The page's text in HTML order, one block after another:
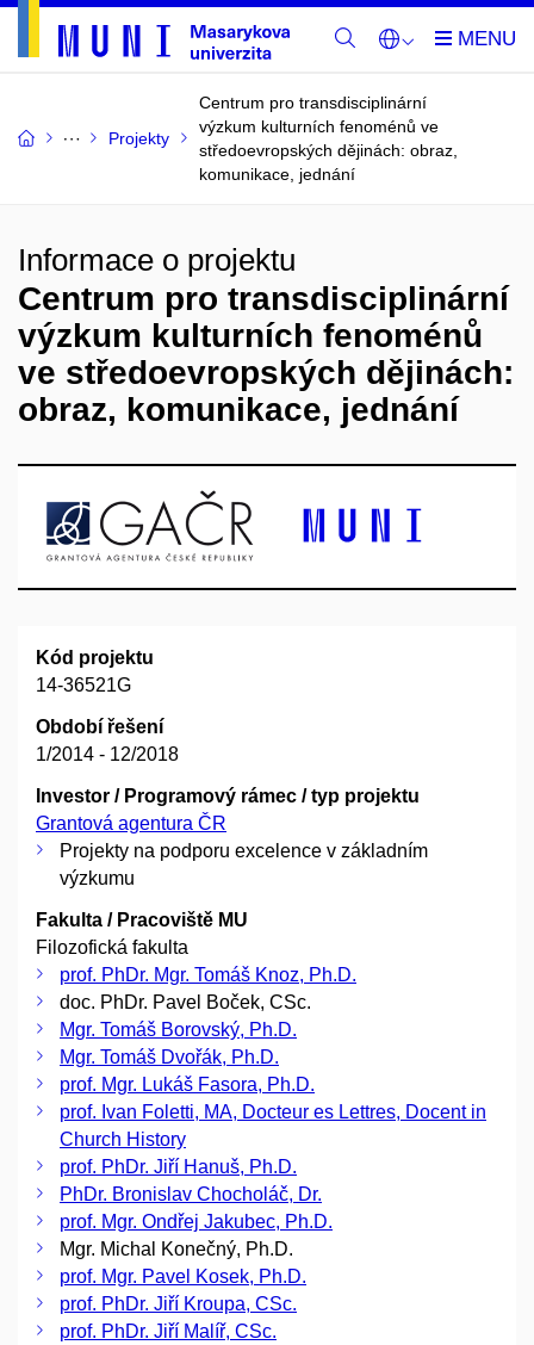
Projekty
Centrum pro transdisciplinární
výzkum kulturních fenoménů ve
středoevropských dějinách: obraz,
komunikace, jednání
Informace o projektu
Centrum pro transdisciplinární
výzkum kulturních fenoménů
ve středoevropských dějinách:
obraz, komunikace, jednání
Kód projektu
14-36521G
Období řešení
1/2014 - 12/2018
Investor / Programový rámec / typ projektu
Grantová agentura ČR
Projekty na podporu excelence v základním
výzkumu
Fakulta / Pracoviště MU
Filozofická fakulta
prof. PhDr. Mgr. Tomáš Knoz, Ph.D.
doc. PhDr. Pavel Boček, CSc.
Mgr. Tomáš Borovský, Ph.D.
Mgr. Tomáš Dvořák, Ph.D.
prof. Mgr. Lukáš Fasora, Ph.D.
prof. Ivan Foletti, MA, Docteur es Lettres, Docent in
Church History
prof. PhDr. Jiří Hanuš, Ph.D.
PhDr. Bronislav Chocholáč, Dr.
prof. Mgr. Ondřej Jakubec, Ph.D.
Mgr. Michal Konečný, Ph.D.
prof. Mgr. Pavel Kosek, Ph.D.
prof. PhDr. Jiří Kroupa, CSc.
prof. PhDr. Jiří Malíř, CSc.